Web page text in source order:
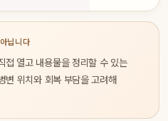
닙니다
접 열고 내용물을 정리할 수 있는
변 위치와 회복 부담을 고려해